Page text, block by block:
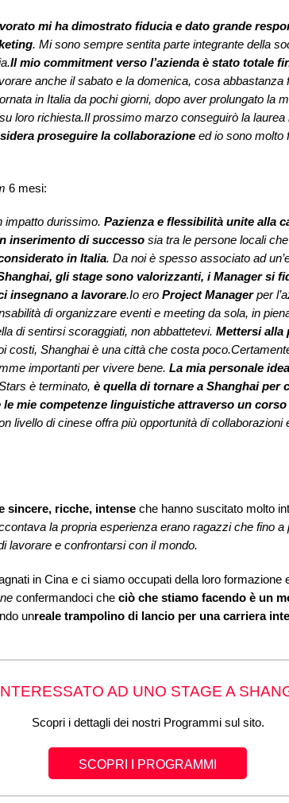
mi ha dimostrato fiducia e dato grande
. Mi sono sempre sentita parte integrante della
Il mio commitment verso l’azienda è stato totale
anche il sabato e la domenica, cosa abbastanza
in Italia da pochi giorni, dopo aver prolungato la
loro richiesta.Il prossimo marzo conseguirò la laurea
proseguire la collaborazione ed io sono molto
6 mesi:
impatto durissimo. Pazienza e flessibilità unite alla
inserimento di successo sia tra le persone locali
in Italia. Da noi è spesso associato ad
gli stage sono valorizzanti, i Manager si
insegnano a lavorare.Io ero Project Managerper
di organizzare eventi e meeting da sola, in
di sentirsi scoraggiati, non abbattetevi. Mettersi alla
costi, Shanghai è una città che costa
importanti per vivere bene. La mia personale idea
è terminato, è quella di tornare a Shanghai per
mie competenze linguistiche attraverso un
livello di cinese offra più opportunità di collaborazioni
sincere, ricche, intense che hanno suscitato molto
la propria esperienza erano ragazzi che fino
lavorare e confrontarsi con il mondo.
in Cina e ci siamo occupati della loro formazione
confermandoci che ciò che stiamo facendo è un
unreale trampolino di lancio per una carriera
AD UNO STAGE A
Scopri i dettagli dei nostri Programmi sul sito.
SCOPRI I PROGRAMMI